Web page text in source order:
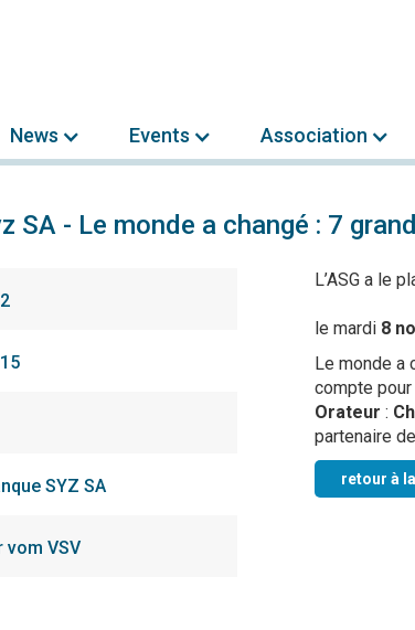
News Events Association
SA - Le monde a changé : 7
SYZ SA
vom VSV
L’ASG a le
le mardi 8
Le monde a
compte
Orateur :
partenaire
retour à